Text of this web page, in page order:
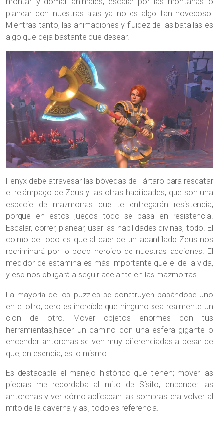
planear con nuestras alas ya no es algo tan novedoso.
Mientras tanto, las animaciones y fluidez de las batallas es
algo que deja bastante que desear.
Fenyx debe atravesar las bóvedas de Tártaro para rescatar
el relámpago de Zeus y las otras habilidades, que son una
especie de mazmorras que te entregarán resistencia,
porque en estos juegos todo se basa en resistencia.
Escalar, correr, planear, usar las habilidades divinas, todo. El
colmo de todo es que al caer de un acantilado Zeus nos
recriminará por lo poco heroico de nuestras acciones. El
medidor de estamina es más importante que el de la vida,
y eso nos obligará a seguir adelante en las mazmorras.
La mayoría de los puzzles se construyen basándose uno
en el otro, pero es increíble que ninguno sea realmente un
clon de otro. Mover objetos enormes con tus
herramientas,hacer un camino con una esfera gigante o
encender antorchas se ven muy diferenciadas a pesar de
que, en esencia, es lo mismo.
Es destacable el manejo histórico que tienen; mover las
piedras me recordaba al mito de Sísifo, encender las
antorchas y ver cómo aplicaban las sombras era volver al
mito de la caverna y así, todo es referencia.